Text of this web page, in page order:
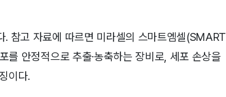
참고 자료에 따르면 미라셀의 스마트엠셀(SMART
안정적으로 추출·농축하는 장비로, 세포 손상을
이다.